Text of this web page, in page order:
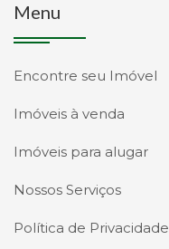
Menu
Encontre seu Imóvel
Imóveis à venda
Imóveis para alugar
Nossos Serviços
Política de Privacidade